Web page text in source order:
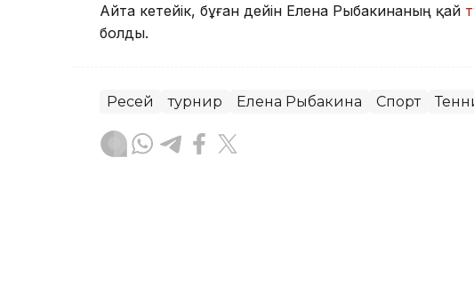
Айта кетейік, бұған дейін Елена Рыбакинаның қай
болды.
Ресей турнир Елена Рыбакина Спорт